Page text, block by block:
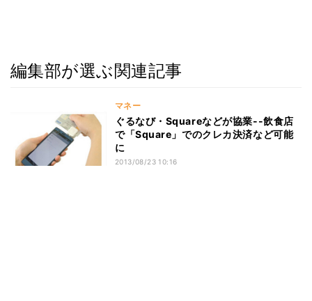
編集部が選ぶ関連記事
マネー
ぐるなび・Squareなどが協業--飲食店
で「Square」でのクレカ決済など可能
に
2013/08/23 10:16